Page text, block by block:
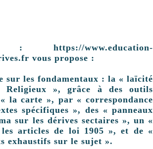
www.education-
vous propose :
sur les fondamentaux : la « laïcité
», grâce à des outils
la carte », par « correspondance
spécifiques », des « panneaux
sur les dérives sectaires », un «
articles de loi 1905 », et de «
exhaustifs sur le sujet ».